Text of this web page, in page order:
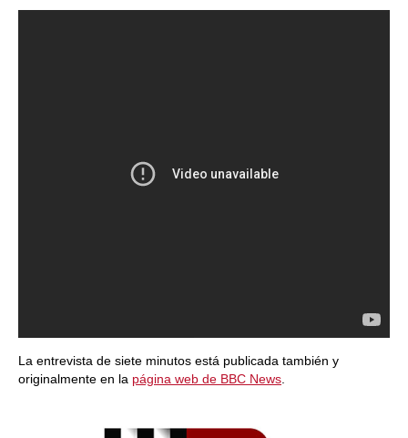
La entrevista de siete minutos está publicada también y
originalmente en la página web de BBC News